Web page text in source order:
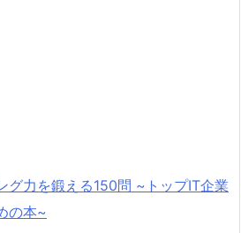
グ力を鍛える150問 ~トップIT企業
の本~